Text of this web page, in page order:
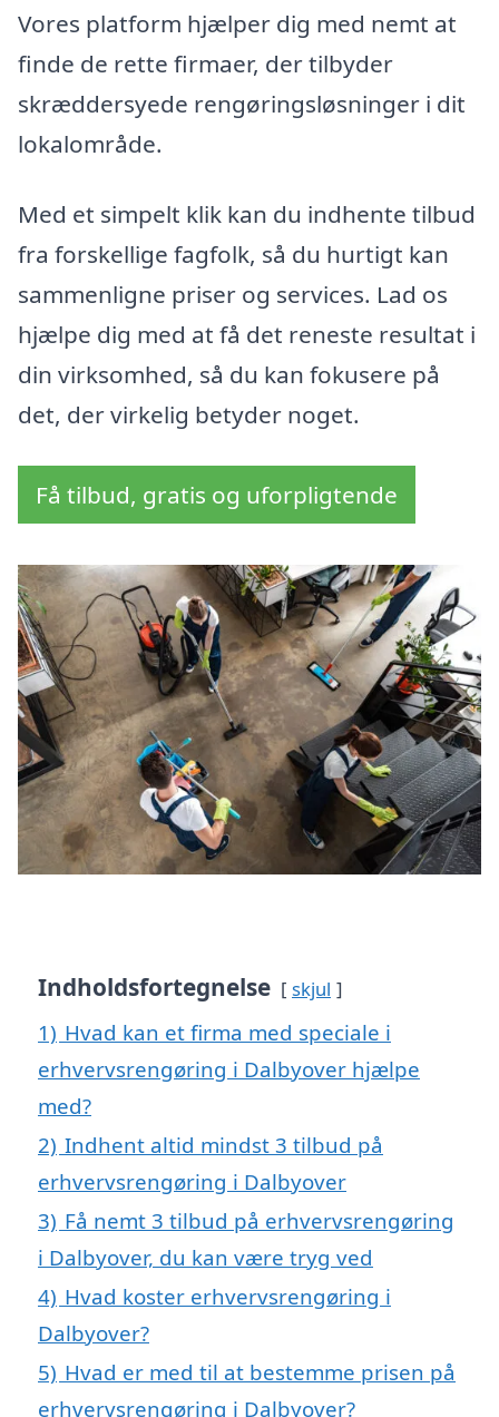
Vores platform hjælper dig med nemt at
finde de rette firmaer, der tilbyder
skræddersyede rengøringsløsninger i dit
lokalområde.
Med et simpelt klik kan du indhente tilbud
fra forskellige fagfolk, så du hurtigt kan
sammenligne priser og services. Lad os
hjælpe dig med at få det reneste resultat i
din virksomhed, så du kan fokusere på
det, der virkelig betyder noget.
Få tilbud, gratis og uforpligtende
Indholdsfortegnelse skjul
1) Hvad kan et firma med speciale i
erhvervsrengøring i Dalbyover hjælpe
med?
2) Indhent altid mindst 3 tilbud på
erhvervsrengøring i Dalbyover
3) Få nemt 3 tilbud på erhvervsrengøring
i Dalbyover, du kan være tryg ved
4) Hvad koster erhvervsrengøring i
Dalbyover?
5) Hvad er med til at bestemme prisen på
erhvervsrengøring i Dalbyover?